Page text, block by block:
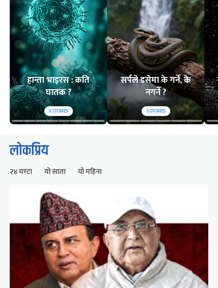
हान्ता भाइरस : कति
घातक ?
8STORIES
सर्पले डसेमा के गर्ने, के
नगर्ने ?
6STORIES
लोकप्रिय
२४ घण्टा यो साता यो महिना